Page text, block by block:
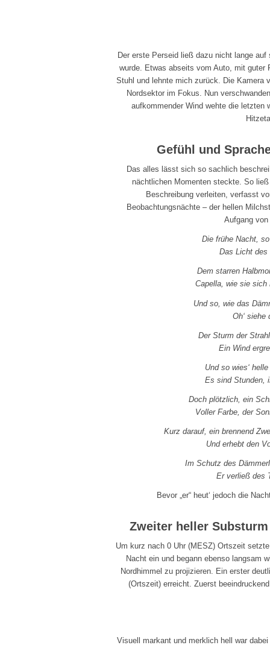
Der erste Perseid ließ dazu nicht lange
wurde. Etwas abseits vom Auto, mit guter
Stuhl und lehnte mich zurück. Die Kamera
Nordsektor im Fokus. Nun
aufkommender Wind wehte die letzten
Gefühl und
Das alles lässt sich so sachlich
nächtlichen Momenten steckte. So
Beschreibung verleiten, verfasst
Beobachtungsnächte – der hellen
Aufgang
Die frühe Nacht,
Das Licht des
Dem starren
Capella, wie sie sich
Und so, wie das
Oh‘ siehe
Der Sturm der
Ein Wind
Und so wies‘
Es sind Stunden,
Doch plötzlich, ein
Voller Farbe, der
Kurz darauf, ein brennend
Und erhebt den
Im Schutz des
Er verließ des
Bevor „er“ heut‘ jedoch die
Zweiter heller
Um kurz nach 0 Uhr (MESZ) Ortszeit
Nacht ein und begann ebenso langsam
Nordhimmel zu projizieren. Ein erster
(Ortszeit) erreicht. Zuerst
Visuell markant und merklich hell war